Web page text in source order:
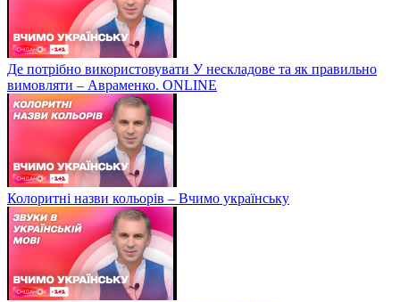
Де потрібно використовувати У нескладове та як правильно
вимовляти – Авраменко. ONLINE
Колоритні назви кольорів – Вчимо українську